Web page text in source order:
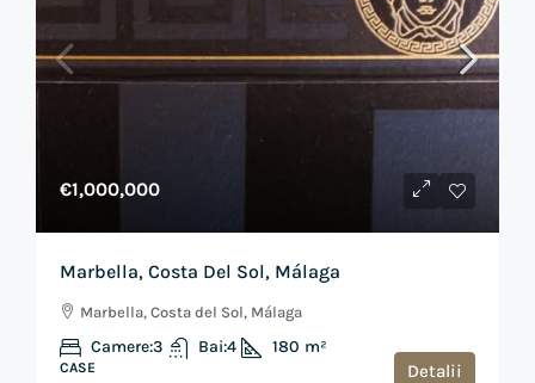
€1,000,000
Marbella, Costa Del Sol, Málaga
Marbella, Costa del Sol, Málaga
Camere:3 Bai:4 180 m²
CASE Detalii